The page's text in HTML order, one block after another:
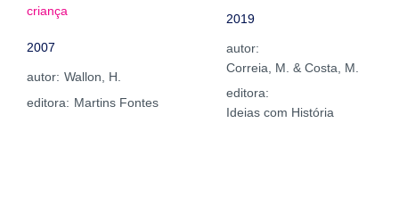
criança
2007
autor: Wallon, H.
editora: Martins Fontes
2019
autor:
Correia, M. & Costa, M.
editora:
Ideias com História